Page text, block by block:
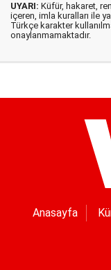
UYARI: Küfür, hakaret,
içeren, imla kuralları ile
Türkçe karakter
onaylanmamaktadır.
Anasayfa